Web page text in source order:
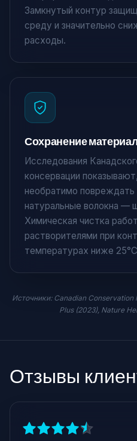
Замкнутый контур
среду и значительно
расходы.
Сохранение
Исследования
консервации
необратимо повреждать
натуральные волокна —
Химическая чистка
растворителями при
температурах ниже
Источники: Canadian
Plus (2023), Nature
Отзывы